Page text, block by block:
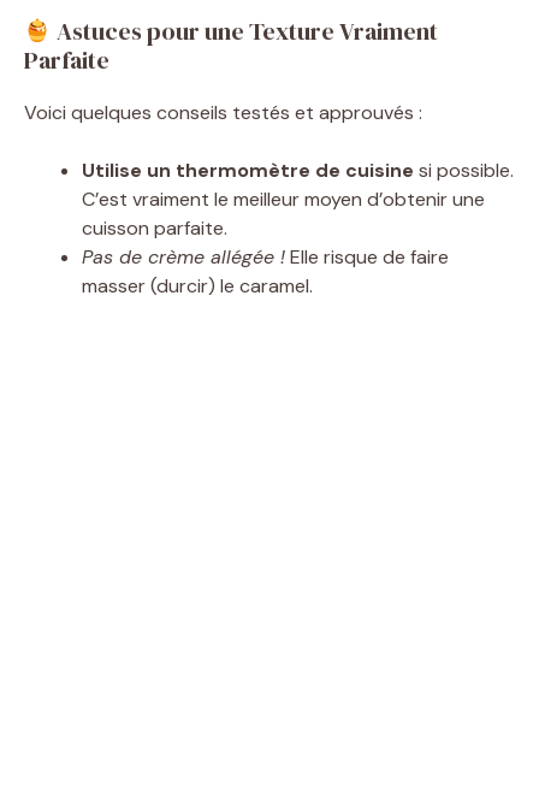
Astuces pour une Texture Vraiment
Parfaite
Voici quelques conseils testés et approuvés :
Utilise un thermomètre de cuisine si possible.
C’est vraiment le meilleur moyen d’obtenir une
cuisson parfaite.
Pas de crème allégée !Elle risque de faire
masser (durcir) le caramel.